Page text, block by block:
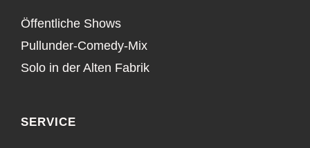
Öffentliche Shows
Pullunder-Comedy-Mix
Solo in der Alten Fabrik
SERVICE